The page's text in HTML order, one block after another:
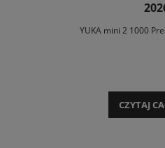
YUKA mini 2 1000
CZYTAJ